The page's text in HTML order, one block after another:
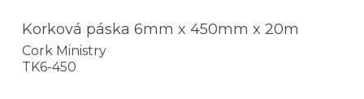
Korková páska 6mm x 450mm x 20m
Cork Ministry
TK6-450